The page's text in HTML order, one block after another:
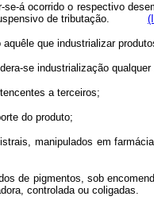
á ocorrido o respectivo
de tributação.
que industrializar
se industrialização
a terceiros;
do produto;
manipulados em
de pigmentos, sob
controlada ou